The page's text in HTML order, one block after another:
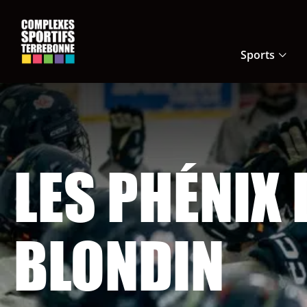
rapide
Sports
Ouvrir
sous-
menu
LES PHÉNIX
BLONDIN